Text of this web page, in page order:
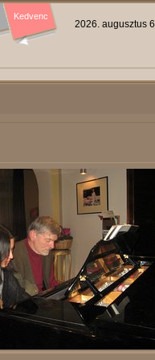
Kedvenc
2026. augusztus 6.